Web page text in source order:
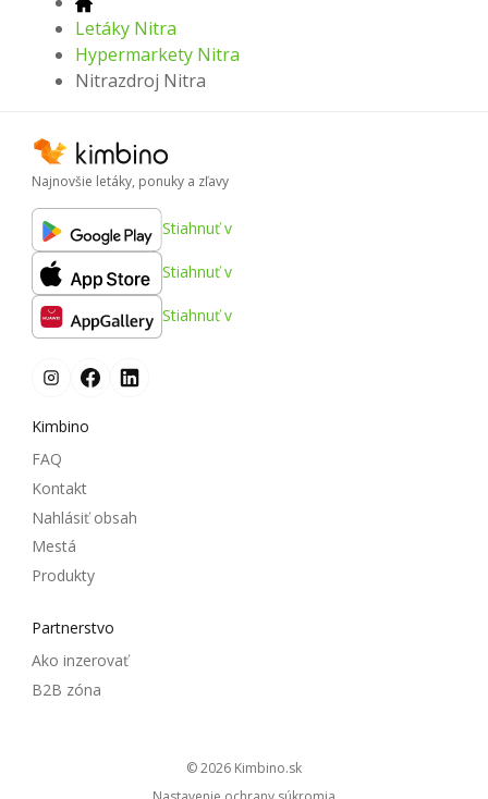
Letáky Nitra
Hypermarkety Nitra
Nitrazdroj Nitra
Najnovšie letáky, ponuky a zľavy
Stiahnuť v
Stiahnuť v
Stiahnuť v
Kimbino
FAQ
Kontakt
Nahlásiť obsah
Mestá
Produkty
Partnerstvo
Ako inzerovať
B2B zóna
© 2026
kimbino.sk